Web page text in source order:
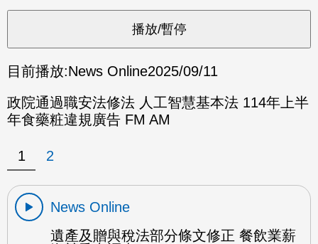
目前播放:News Online2025/09/11
政院通過職安法修法 人工智慧基本法 114年上半
年食藥粧違規廣告 FM AM
1 2
News Online
遺產及贈與稅法部分條文修正 餐飲業薪